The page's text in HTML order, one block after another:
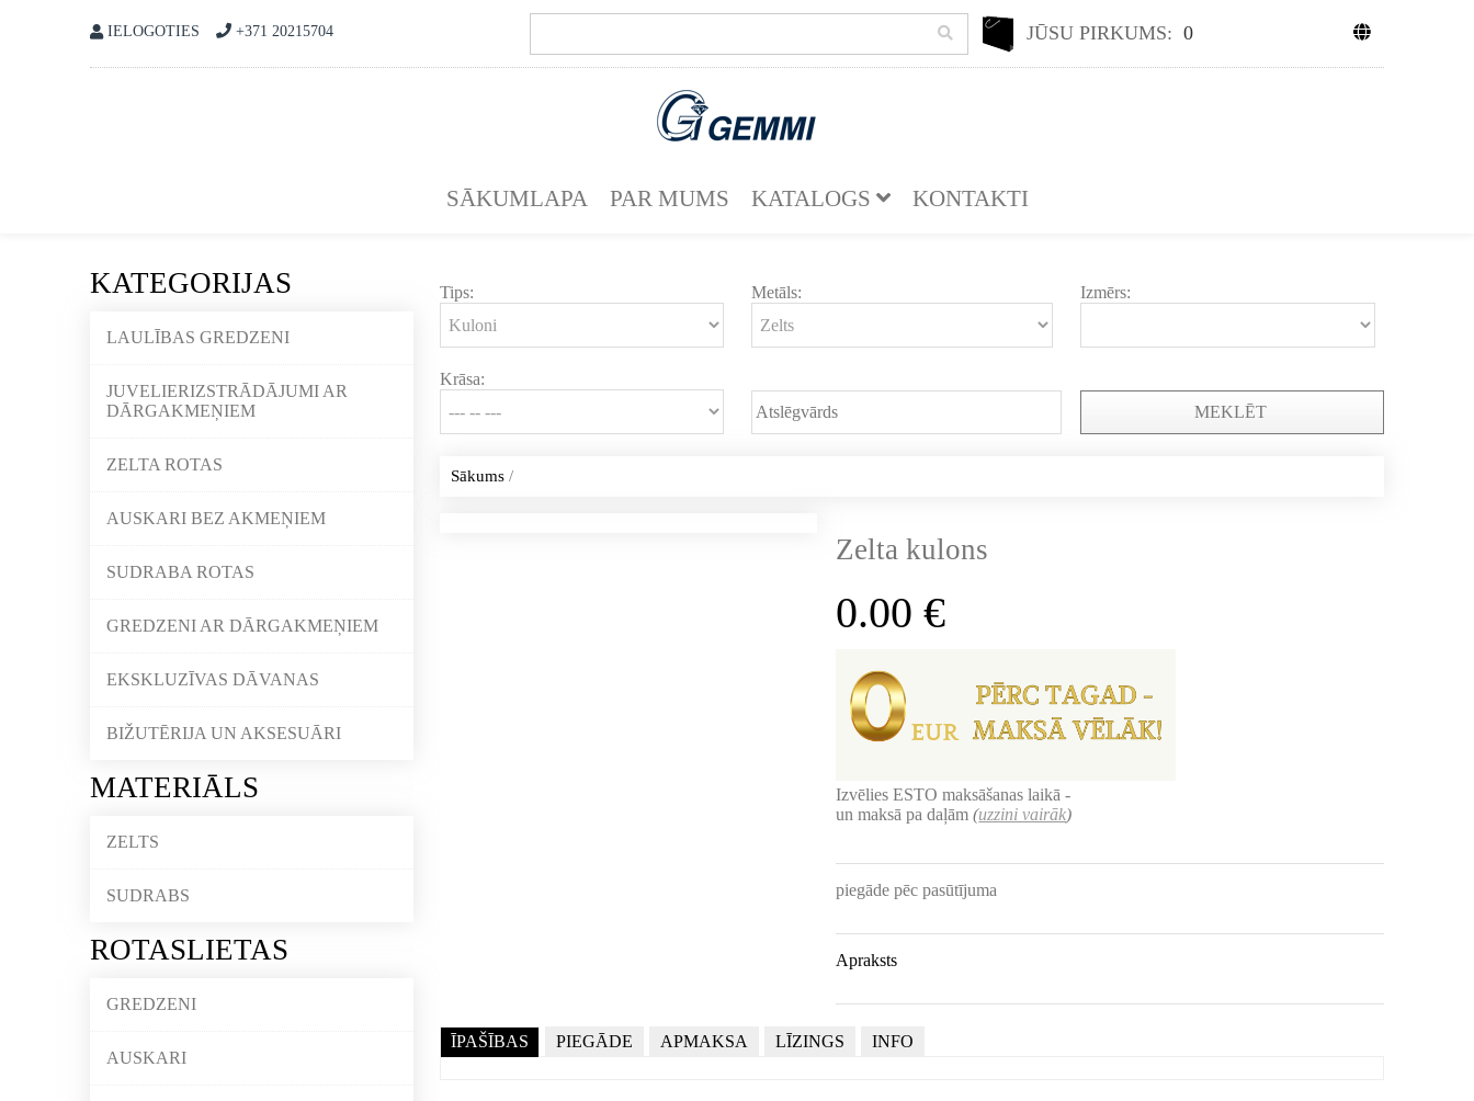
IELOGOTIES +371 20215704 JŪSU PIRKUMS: 0
SĀKUMLAPA PAR MUMS KATALOGS KONTAKTI
KATEGORIJAS
LAULĪBAS GREDZENI
JUVELIERIZSTRĀDĀJUMI AR
DĀRGAKMEŅIEM
ZELTA ROTAS
AUSKARI BEZ AKMEŅIEM
SUDRABA ROTAS
GREDZENI AR DĀRGAKMEŅIEM
EKSKLUZĪVAS DĀVANAS
BIŽUTĒRIJA UN AKSESUĀRI
MATERIĀLS
ZELTS
SUDRABS
ROTASLIETAS
GREDZENI
AUSKARI
Tips: Metāls: Izmērs:
Krāsa:
MEKLĒT
Sākums/
Zelta kulons
0.00€
Izvēlies ESTO maksāšanas laikā -
un maksā pa daļām(uzzini vairāk)
piegāde pēc pasūtījuma
Apraksts
ĪPAŠĪBAS PIEGĀDE APMAKSA LĪZINGS INFO